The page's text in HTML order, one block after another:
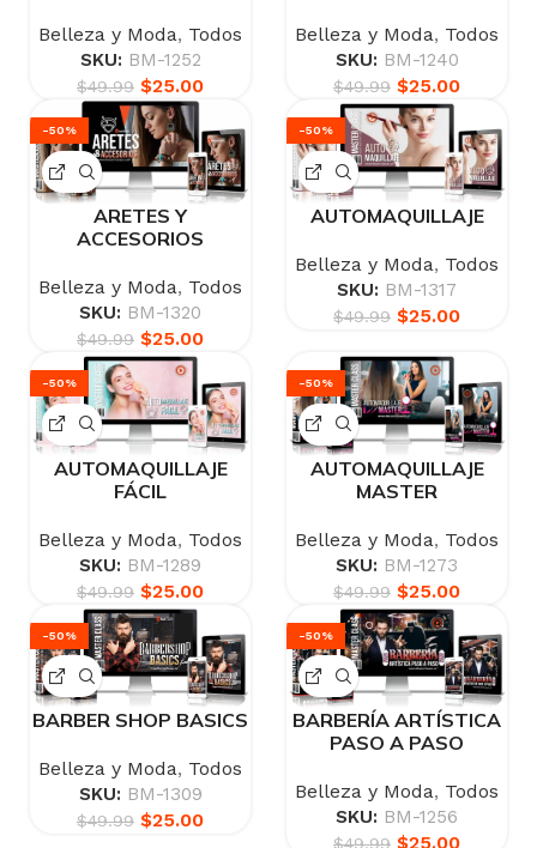
Belleza y Moda, Todos
SKU: BM-1252
$49.99 $25.00
Belleza y Moda, Todos
SKU: BM-1240
$49.99 $25.00
-50%
ARETES Y
ACCESORIOS
Belleza y Moda, Todos
SKU: BM-1320
$49.99 $25.00
-50%
AUTOMAQUILLAJE
Belleza y Moda, Todos
SKU: BM-1317
$49.99 $25.00
-50%
AUTOMAQUILLAJE
FÁCIL
Belleza y Moda, Todos
SKU: BM-1289
$49.99 $25.00
-50%
AUTOMAQUILLAJE
MASTER
Belleza y Moda, Todos
SKU: BM-1273
$49.99 $25.00
-50%
BARBER SHOP BASICS
Belleza y Moda, Todos
SKU: BM-1309
$49.99 $25.00
-50%
BARBERÍA ARTÍSTICA
PASO A PASO
Belleza y Moda, Todos
SKU: BM-1256
$49.99 $25.00